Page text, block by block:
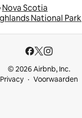
Nova Scotia
National Park
© 2026 Airbnb, Inc.
Privacy
Voorwaarden